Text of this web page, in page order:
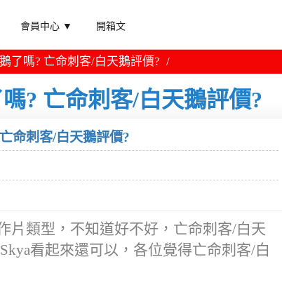
會員中心 ▼ 開箱文
了嗎? 亡命刺客/白天鵝評價?
? 亡命刺客/白天鵝評價?
命刺客/白天鵝評價?
片類型，不知道好不好，亡命刺客/白天
看起來還可以，各位覺得亡命刺客/白